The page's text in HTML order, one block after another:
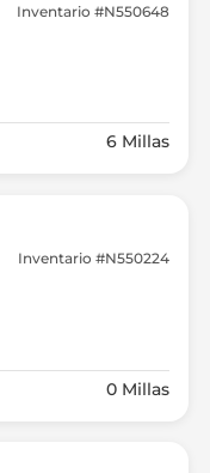
Inventario #N550648
6 Millas
Inventario #N550224
0 Millas